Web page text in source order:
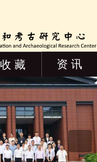
收 藏 资 讯